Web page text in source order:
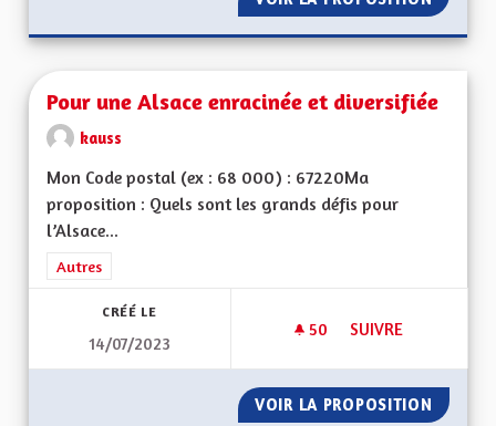
Pour une Alsace enracinée et diversifiée
kauss
Mon Code postal (ex : 68 000) : 67220Ma
proposition : Quels sont les grands défis pour
l’Alsace...
Filtrer les résultats de la catégorie : Autres
Autres
CRÉÉ LE
14/07/2023
50 50 ABONNÉS
SUIVRE
VOIR LA PROPOSITION POUR